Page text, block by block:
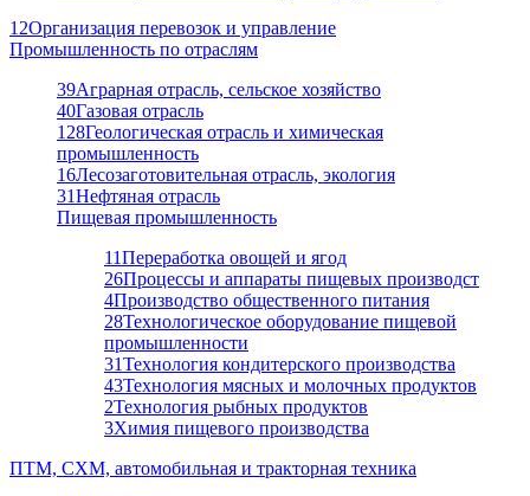
12Организация перевозок и управление
Промышленность по отраслям
39Аграрная отрасль, сельское хозяйство
40Газовая отрасль
128Геологическая отрасль и химическая
промышленность
16Лесозаготовительная отрасль, экология
31Нефтяная отрасль
Пищевая промышленность
11Переработка овощей и ягод
26Процессы и аппараты пищевых производст
4Производство общественного питания
28Технологическое оборудование пищевой
промышленности
31Технология кондитерского производства
43Технология мясных и молочных продуктов
2Технология рыбных продуктов
3Химия пищевого производства
ПТМ, СХМ, автомобильная и тракторная техника